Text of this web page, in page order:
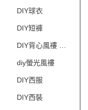
DIY球衣
DIY短褲
diy螢光風褸
DIY西服
DIY西裝